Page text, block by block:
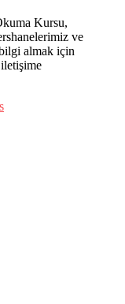
Kursu,
ve
almak için